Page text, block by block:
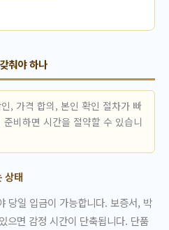
춰야 하나
, 가격 합의, 본인 확인 절차가 빠
비하면 시간을 절약할 수 있습니
상태
당일 입금이 가능합니다. 보증서, 박
으면 감정 시간이 단축됩니다. 단품